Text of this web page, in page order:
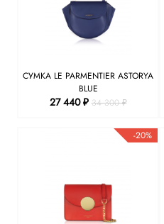
СУМКА LE PARMENTIER ASTORYA
BLUE
27 440 ₽34 300 ₽
-20%